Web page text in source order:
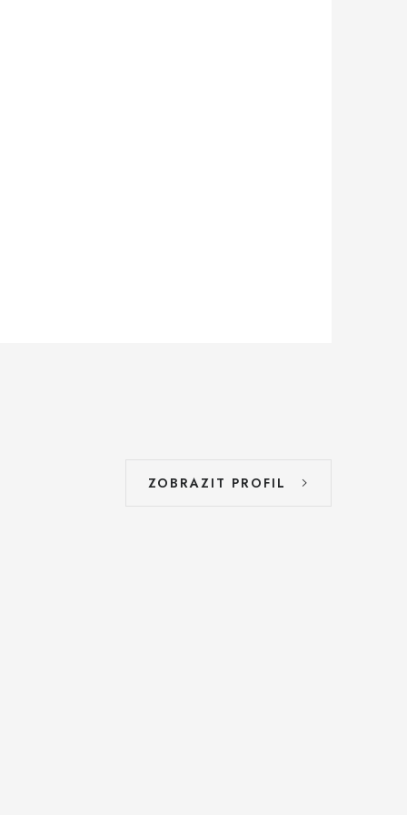
ZOBRAZIT PROFIL